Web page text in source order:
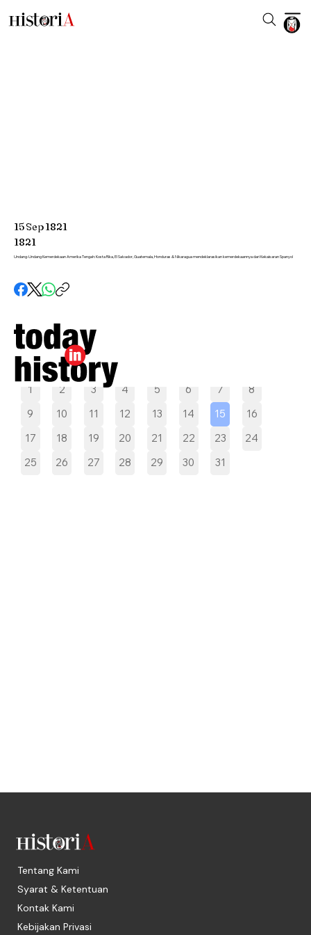
Pilih tanggal
1 2 3 4 5 6 7
8
9
10 11 12 13 14 15
16
17
18 19 20 21 22 23
24
25
26 27 28 29 30 31
15Sep1821
1821
Undang-Undang Kemerdekaan Amerika Tengah: Kosta Rika, El Salvador, Guatemala, Honduras & Nikaragua mendeklarasikan kemerdekaannya dari Kekaisaran Spanyol
Tentang Kami
Syarat & Ketentuan
Kontak Kami
Kebijakan Privasi